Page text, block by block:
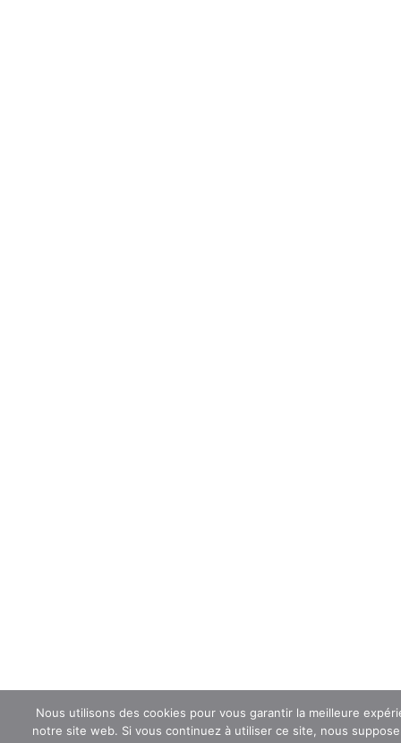
Nous utilisons des cookies pour vous garantir la meilleure
notre site web. Si vous continuez à utiliser ce site, nous